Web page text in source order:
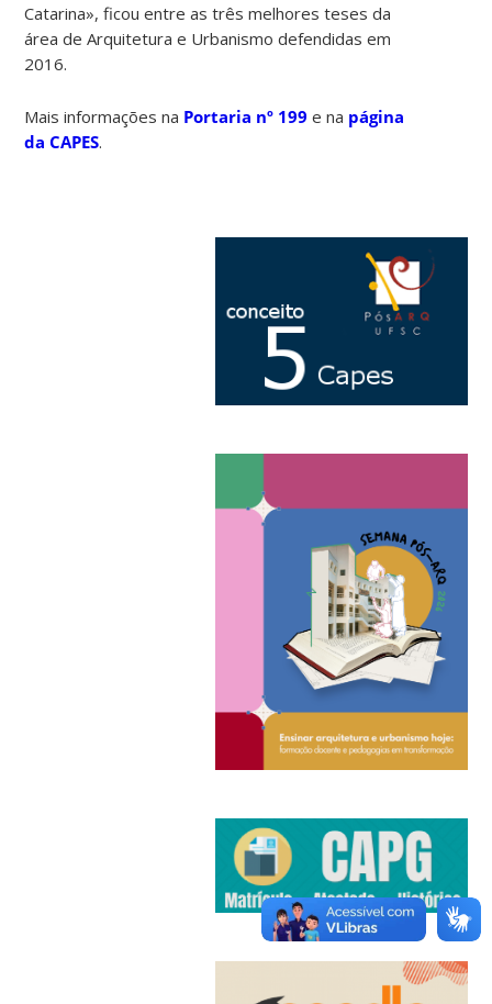
Catarina», ficou entre as três melhores teses da
área de Arquitetura e Urbanismo defendidas em
2016.
Mais informações na Portaria nº 199 e na página
da CAPES.